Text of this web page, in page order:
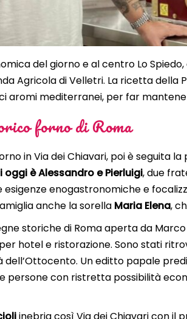
del giorno e al centro Lo Spiedo,
Agricola di Velletri. La ricetta
aromi mediterranei, per far
fornodi Roma
in Via dei Chiavari, poi è seguita
oggi è Alessandro e Pierluigi, due
enogastronomiche e
anche la sorella Maria Elena,
storiche di Roma aperta da
hotel e ristorazione. Sono stati
dell’Ottocento. Un editto papale
persone con ristretta possibilità